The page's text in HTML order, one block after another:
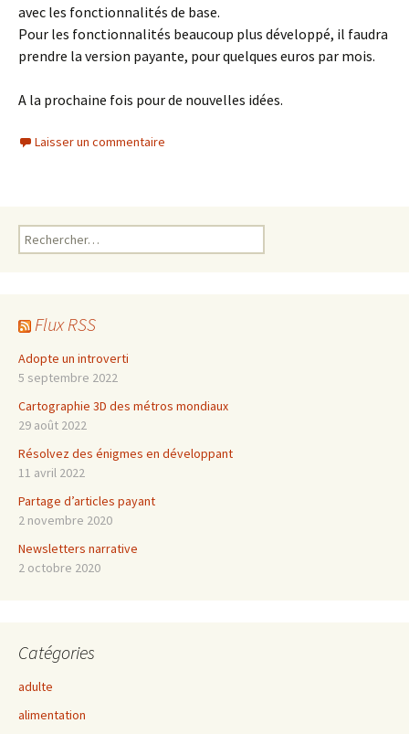
avec les fonctionnalités de base.
Pour les fonctionnalités beaucoup plus développé, il faudra
prendre la version payante, pour quelques euros par mois.
A la prochaine fois pour de nouvelles idées.
Laisser un commentaire
Rechercher :
Flux RSS
Adopte un introverti
5 septembre 2022
Cartographie 3D des métros mondiaux
29 août 2022
Résolvez des énigmes en développant
11 avril 2022
Partage d’articles payant
2 novembre 2020
Newsletters narrative
2 octobre 2020
Catégories
adulte
alimentation